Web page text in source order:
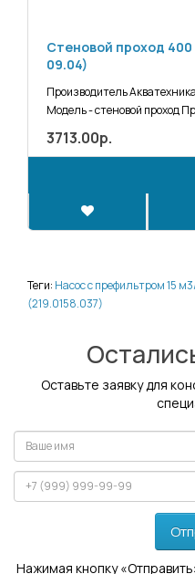
Стеновой проход
09.04)
Производитель
Модель - стеновой проход
3713.00р.
Теги: Насос с префильтром 15
(219.0158.037)
Оставьте заявку для
Нажимая кнопку